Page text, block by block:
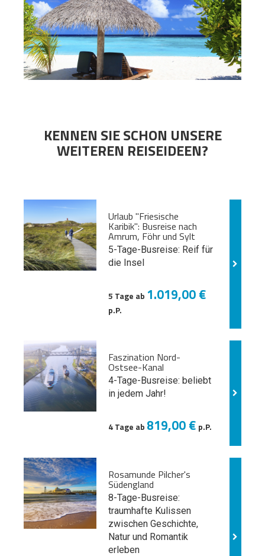
KENNEN SIE SCHON UNSERE
WEITEREN REISEIDEEN?
Urlaub "Friesische
Karibik": Busreise nach
Amrum, Föhr und Sylt
5-Tage-Busreise: Reif für
die Insel
5 Tage ab 1.019,00 €
p.P.
Faszination Nord-
Ostsee-Kanal
4-Tage-Busreise: beliebt
in jedem Jahr!
4 Tage ab 819,00 € p.P.
Rosamunde Pilcher's
Südengland
8-Tage-Busreise:
traumhafte Kulissen
zwischen Geschichte,
Natur und Romantik
erleben